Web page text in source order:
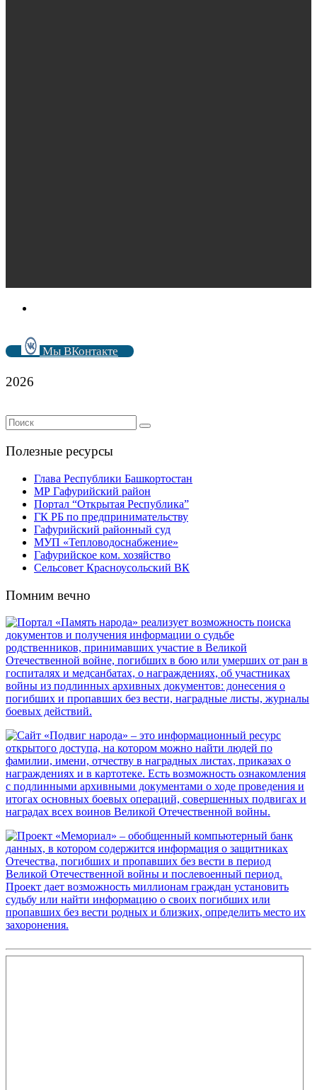
Мы ВКонтакте
2026
Полезные ресурсы
Глава Республики Башкортостан
МР Гафурийский район
Портал “Открытая Республика”
ГК РБ по предпринимательству
Гафурийский районный суд
МУП «Тепловодоснабжение»
Гафурийское ком. хозяйство
Сельсовет Красноусольский ВК
Помним вечно